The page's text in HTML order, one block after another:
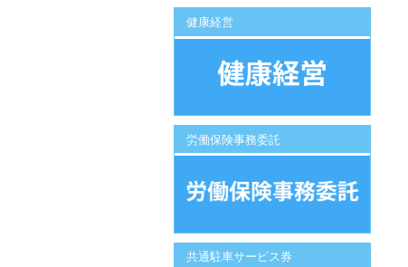
健康経営
労働保険事務委託
共通駐車サービス券